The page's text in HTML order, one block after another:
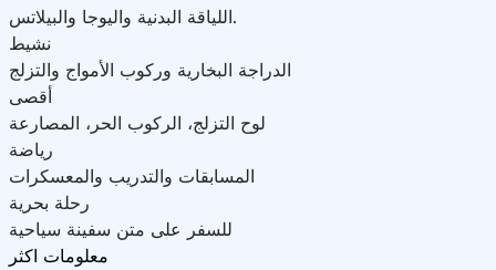
اللياقة البدنية واليوجا والبيلاتس.
نشيط
الدراجة البخارية وركوب الأمواج والتزلج
أقصى
لوح التزلج، الركوب الحر، المصارعة
رياضة
المسابقات والتدريب والمعسكرات
رحلة بحرية
للسفر على متن سفينة سياحية
معلومات اكثر